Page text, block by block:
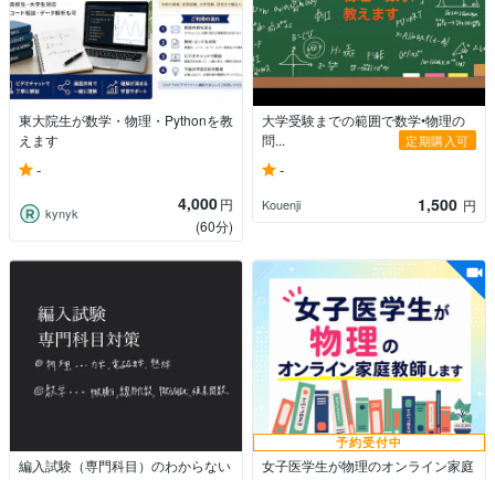
東大院生が数学・物理・Pythonを教
えます
-
kynyk 4,000円
(60分)
大学受験までの範囲で数学•物理の
問...
定期購入可
-
Kouenji 1,500 円
編入試験（専門科目）のわからない
予約受付中
女子医学生が物理のオンライン家庭